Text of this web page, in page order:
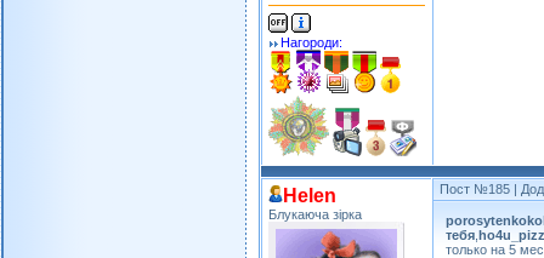
Нагороди:
Helen
Блукаюча зірка
Пост №185 |
тебя
только на 5